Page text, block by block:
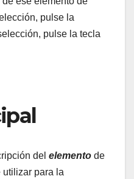
pulse la
pulse la tecla
del elemento de
utilizar para la